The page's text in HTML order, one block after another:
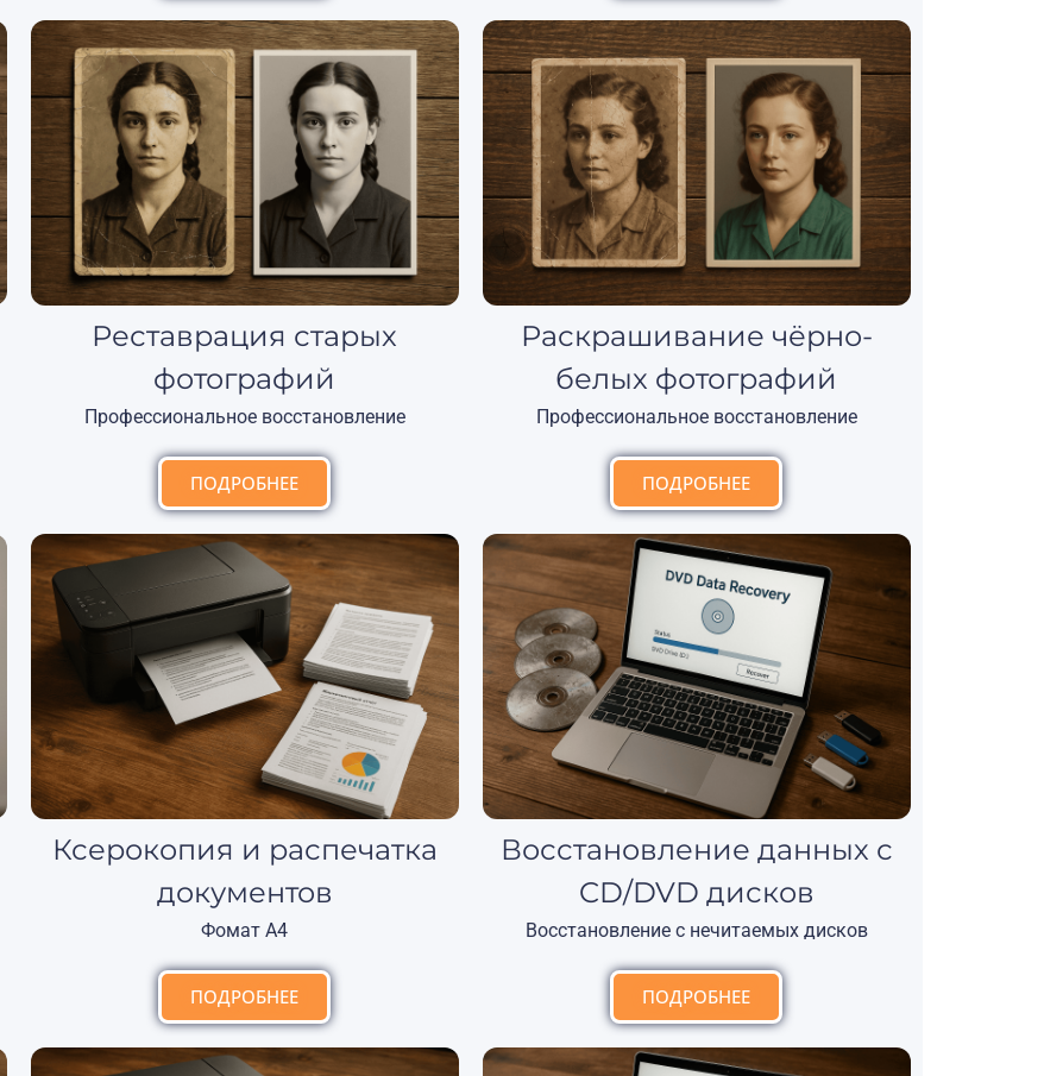
Реставрация старых
фотографий
Профессиональное восстановление
ПОДРОБНЕЕ
Раскрашивание чёрно-
белых фотографий
Профессиональное восстановление
ПОДРОБНЕЕ
Ксерокопия и распечатка
документов
Фомат А4
ПОДРОБНЕЕ
Восстановление данных с
CD/DVD дисков
Восстановление с нечитаемых дисков
ПОДРОБНЕЕ